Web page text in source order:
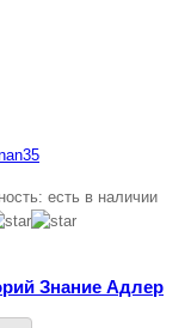
есть в наличии
Знание Адлер